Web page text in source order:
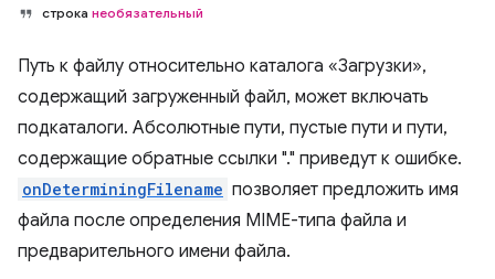
строка необязательный
Путь к файлу относительно каталога «Загрузки»,
содержащий загруженный файл, может включать
подкаталоги. Абсолютные пути, пустые пути и пути,
содержащие обратные ссылки "." приведут к ошибке.
onDeterminingFilename позволяет предложить имя
файла после определения MIME-типа файла и
предварительного имени файла.